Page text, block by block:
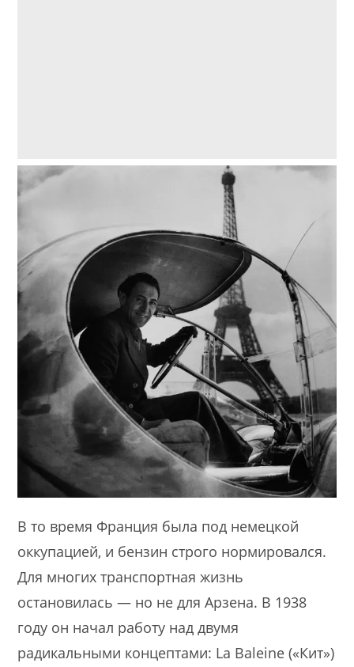
В то время Франция была под немецкой
оккупацией, и бензин строго нормировался.
Для многих транспортная жизнь
остановилась — но не для Арзена. В 1938
году он начал работу над двумя
радикальными концептами: La Baleine («Кит»)